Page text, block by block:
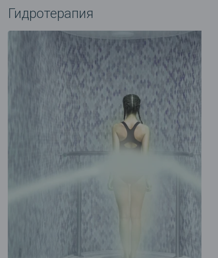
Гидротерапия